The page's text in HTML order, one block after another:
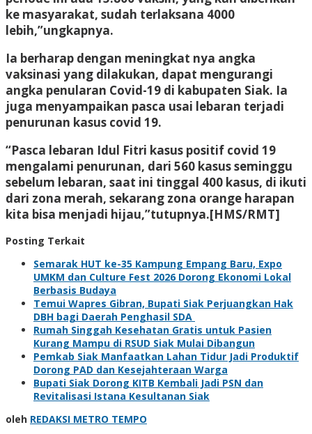
ke masyarakat, sudah terlaksana 4000
lebih,”ungkapnya.
Ia berharap dengan meningkat nya angka
vaksinasi yang dilakukan, dapat mengurangi
angka penularan Covid-19 di kabupaten Siak. Ia
juga menyampaikan pasca usai lebaran terjadi
penurunan kasus covid 19.
“Pasca lebaran Idul Fitri kasus positif covid 19
mengalami penurunan, dari 560 kasus seminggu
sebelum lebaran, saat ini tinggal 400 kasus, di ikuti
dari zona merah, sekarang zona orange harapan
kita bisa menjadi hijau,”tutupnya.[HMS/RMT]
Posting Terkait
Semarak HUT ke-35 Kampung Empang Baru, Expo
UMKM dan Culture Fest 2026 Dorong Ekonomi Lokal
Berbasis Budaya
Temui Wapres Gibran, Bupati Siak Perjuangkan Hak
DBH bagi Daerah Penghasil SDA
Rumah Singgah Kesehatan Gratis untuk Pasien
Kurang Mampu di RSUD Siak Mulai Dibangun
Pemkab Siak Manfaatkan Lahan Tidur Jadi Produktif
Dorong PAD dan Kesejahteraan Warga
Bupati Siak Dorong KITB Kembali Jadi PSN dan
Revitalisasi Istana Kesultanan Siak
oleh REDAKSI METRO TEMPO